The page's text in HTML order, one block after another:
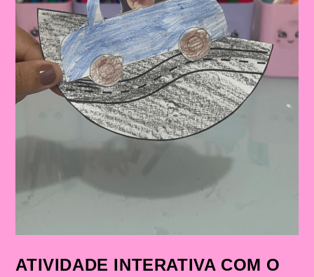
ATIVIDADE INTERATIVA COM O